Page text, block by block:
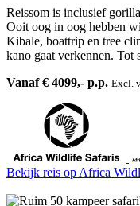
Reissom is inclusief
Ooit oog in oog hebben
Kibale, boattrip en tree
kano gaat verkennen. Tot
Vanaf € 4099,- p.p. Excl.
Bekijk reis op Africa